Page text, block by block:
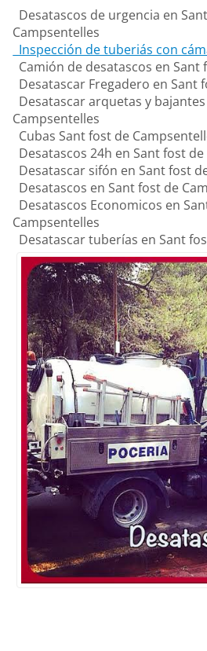
Desatascos de urgencia en
Campsentelles
Inspección de tuberiás con
Camión de desatascos en Sant
Desatascar Fregadero en Sant
Desatascar arquetas y
Campsentelles
Cubas Sant fost de
Desatascos 24h en Sant fost
Desatascar sifón en Sant fost
Desatascos en Sant fost de
Desatascos Economicos en
Campsentelles
Desatascar tuberías en Sant